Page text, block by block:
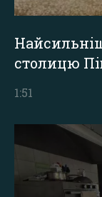
столицю
1:51